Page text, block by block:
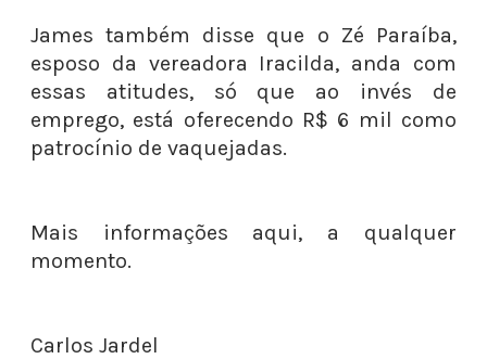
James também disse que o Zé Paraíba,
esposo da vereadora Iracilda, anda com
essas atitudes, só que ao invés de
emprego, está oferecendo R$ 6 mil como
patrocínio de vaquejadas.
Mais informações aqui, a qualquer
momento.
Carlos Jardel